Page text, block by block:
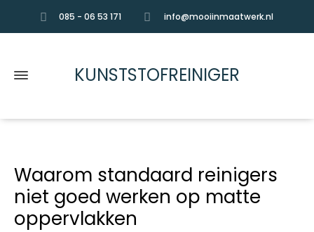
085 - 06 53 171 info@mooiinmaatwerk.nl
KUNSTSTOFREINIGER
Waarom standaard reinigers
niet goed werken op matte
oppervlakken